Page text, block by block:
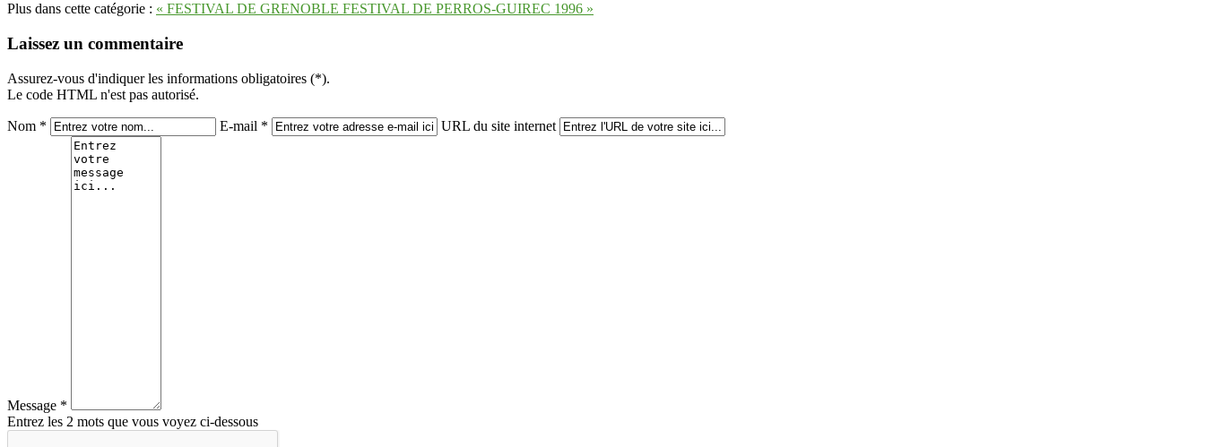
Plus dans cette catégorie : « FESTIVAL DE GRENOBLE FESTIVAL DE PERROS-GUIREC 1996 »
Laissez un commentaire
Assurez-vous d'indiquer les informations obligatoires (*).
Le code HTML n'est pas autorisé.
Nom * E-mail * URL du site internet
Message *
Entrez les 2 mots que vous voyez ci-dessous